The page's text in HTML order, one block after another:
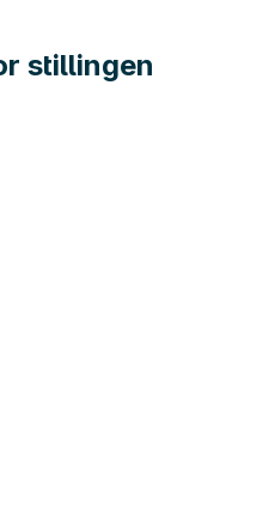
stillingen